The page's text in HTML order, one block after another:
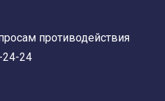
противодействия
24-24